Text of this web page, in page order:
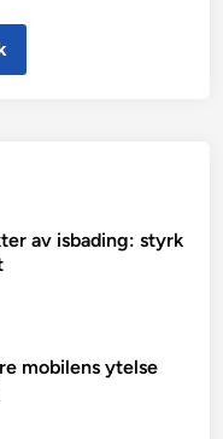
av isbading: styrk
mobilens ytelse